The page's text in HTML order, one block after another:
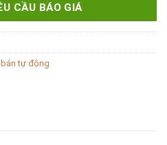
CẦU BÁO GIÁ
tự động